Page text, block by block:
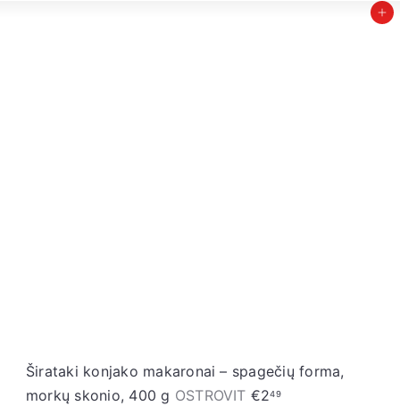
Įdėti į krepšelį
Širataki konjako makaronai – spagečių forma,
morkų skonio, 400 g OSTROVIT €249